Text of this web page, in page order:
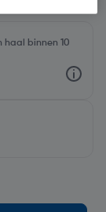
haal binnen 10